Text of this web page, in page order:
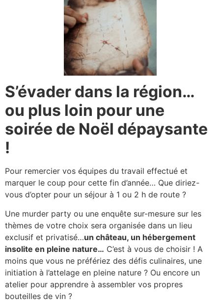
S’évader dans la région…
ou plus loin pour une
soirée de Noël dépaysante
!
Pour remercier vos équipes du travail effectué et
marquer le coup pour cette fin d’année… Que diriez-
vous d’opter pour un séjour à 1 ou 2 h de route ?
Une murder party ou une enquête sur-mesure sur les
thèmes de votre choix sera organisée dans un lieu
exclusif et privatisé…un château, un hébergement
insolite en pleine nature… C’est à vous de choisir ! A
moins que vous ne préfériez des défis culinaires, une
initiation à l’attelage en pleine nature ? Ou encore un
atelier pour apprendre à assembler vos propres
bouteilles de vin ?